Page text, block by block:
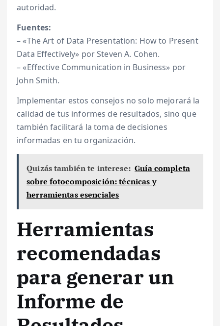
autoridad.
Fuentes:
– «The Art of Data Presentation: How to Present
Data Effectively» por Steven A. Cohen.
– «Effective Communication in Business» por
John Smith.
Implementar estos consejos no solo mejorará la
calidad de tus informes de resultados, sino que
también facilitará la toma de decisiones
informadas en tu organización.
Quizás también te interese: Guía completa
sobre fotocomposición: técnicas y
herramientas esenciales
Herramientas
recomendadas
para generar un
Informe de